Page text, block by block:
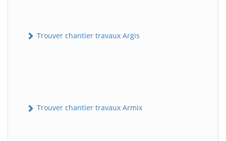
Trouver chantier travaux Argis
Trouver chantier travaux Armix